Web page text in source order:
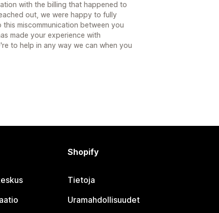
with the billing that happened to
out, we were happy to fully
miscommunication between you
made your experience with
to help in any way we can when you
Shopify
Tietoja
Uramahdollisuudet